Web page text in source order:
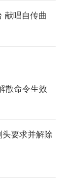
献唱自传曲
散命令生效
要求并解除